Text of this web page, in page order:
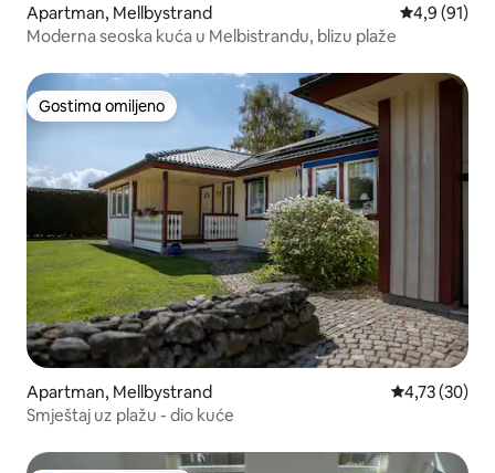
Apartman, Mellbystrand Prosečna
4,9 (91)
Moderna seoska kuća u Melbistrandu, blizu plaže
Gostima omiljeno
Gostima omiljeno
Apartman, Mellbystrand Prosečna
4,73 (30)
Smještaj uz plažu - dio kuće